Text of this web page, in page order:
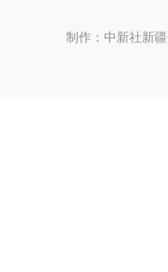
制作：中新社